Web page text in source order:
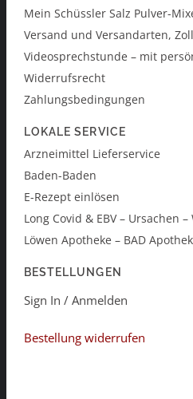
Mein Schüssler Salz Pulver-
Versand und Versandarten,
Videosprechstunde – mit
Widerrufsrecht
Zahlungsbedingungen
LOKALE SERVICE
Arzneimittel Lieferservice
Baden-Baden
E-Rezept einlösen
Long Covid & EBV – Ursachen –
Löwen Apotheke – BAD
BESTELLUNGEN
Sign In / Anmelden
Bestellung widerrufen